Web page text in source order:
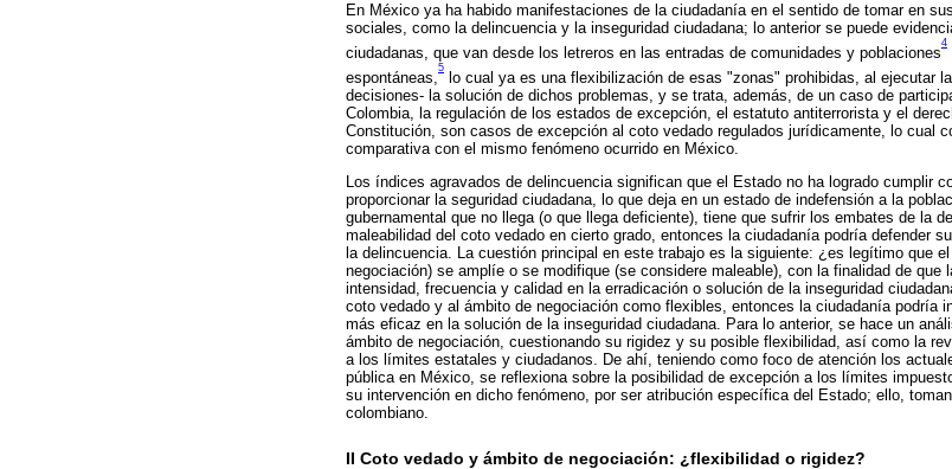
En México ya ha habido manifestaciones de la ciudadanía en el sentido de tomar en
sociales, como la delincuencia y la inseguridad ciudadana; lo anterior se puede
ciudadanas, que van desde los letreros en las entradas de comunidades y poblaciones
4
espontáneas,
5
lo cual ya es una flexibilización de esas "zonas" prohibidas, al ejecutar
decisiones- la solución de dichos problemas, y se trata, además, de un caso de
Colombia, la regulación de los estados de excepción, el estatuto antiterrorista y el
Constitución, son casos de excepción al coto vedado regulados jurídicamente, lo cual
comparativa con el mismo fenómeno ocurrido en México.
Los índices agravados de delincuencia significan que el Estado no ha logrado cumplir
proporcionar la seguridad ciudadana, lo que deja en un estado de indefensión a la
gubernamental que no llega (o que llega deficiente), tiene que sufrir los embates de la
maleabilidad del coto vedado en cierto grado, entonces la ciudadanía podría defender
la delincuencia. La cuestión principal en este trabajo es la siguiente: ¿es legítimo que
negociación) se amplíe o se modifique (se considere maleable), con la finalidad de que
intensidad, frecuencia y calidad en la erradicación o solución de la inseguridad
coto vedado y al ámbito de negociación como flexibles, entonces la ciudadanía podría
más eficaz en la solución de la inseguridad ciudadana. Para lo anterior, se hace un
ámbito de negociación, cuestionando su rigidez y su posible flexibilidad, así como la
a los límites estatales y ciudadanos. De ahí, teniendo como foco de atención los
pública en México, se reflexiona sobre la posibilidad de excepción a los límites
su intervención en dicho fenómeno, por ser atribución específica del Estado; ello,
colombiano.
II Coto vedado y ámbito de negociación: ¿flexibilidad o rigidez?